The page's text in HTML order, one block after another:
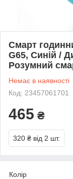
Смарт
G65, Синій /
Розумний
Немає в наявності
Код: 23457061701
465 ₴
320 ₴ від 2 шт.
Колір